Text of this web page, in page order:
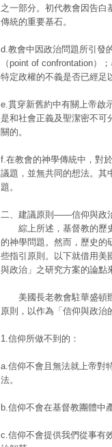
之一部分。初代教會因告白
傳統的重要基石。
d.教會中因政治問題所引發
（point of confrontation）
特定政權的不義是否已經足
e.貫穿新舊約中有關上帝啟
是和社會正義及聖潔密不可
關的。
f.在教會的神學傳統中，對
議題，並無共同的想法。其
題。
二、建議原則——信仰與政
綜上所述，基督教的歷史
的神學問題。然而，歷史的
些指引原則。以下就借用美
與政治」之研究方案的論點
美國長老教會駐華盛頓辦
原則，以作為「信仰與政治
1.信仰所做不到的：
a.信仰不會且無法就上帝對
法。
b.信仰不會在基督教團體中
c.信仰不會提供我們從事有